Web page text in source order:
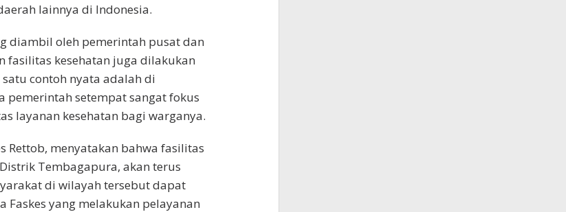
lainnya di Indonesia.
diambil oleh pemerintah pusat dan
fasilitas kesehatan juga dilakukan
contoh nyata adalah di
pemerintah setempat sangat fokus
layanan kesehatan bagi warganya.
Rettob, menyatakan bahwa fasilitas
Tembagapura, akan terus
di wilayah tersebut dapat
Faskes yang melakukan pelayanan